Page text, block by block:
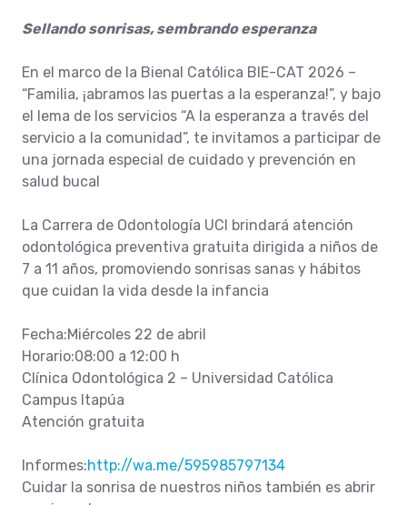
Sellando sonrisas, sembrando esperanza
En el marco de la Bienal Católica BIE-CAT 2026 –
“Familia, ¡abramos las puertas a la esperanza!”, y bajo
el lema de los servicios “A la esperanza a través del
servicio a la comunidad”, te invitamos a participar de
una jornada especial de cuidado y prevención en
salud bucal
La Carrera de Odontología UCI brindará atención
odontológica preventiva gratuita dirigida a niños de
7 a 11 años, promoviendo sonrisas sanas y hábitos
que cuidan la vida desde la infancia
Fecha:Miércoles 22 de abril
Horario:08:00 a 12:00 h
Clínica Odontológica 2 – Universidad Católica
Campus Itapúa
Atención gratuita
Informes:http://wa.me/595985797134
Cuidar la sonrisa de nuestros niños también es abrir